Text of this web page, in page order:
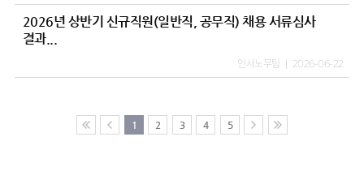
2026년 상반기 신규직원(일반직, 공무직) 채용 서류심사
결과...
인사노무팀 2026-06-22
1 2 3 4 5